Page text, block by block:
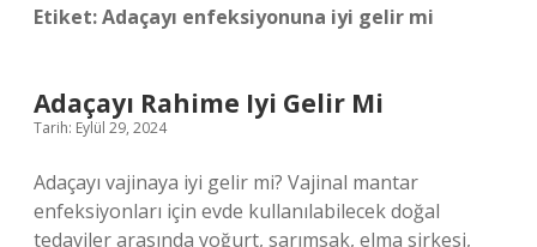
Etiket:Adaçayı enfeksiyonuna iyi gelir mi
Adaçayı Rahime Iyi Gelir Mi
Tarih: Eylül 29, 2024
Adaçayı vajinaya iyi gelir mi? Vajinal mantar
enfeksiyonları için evde kullanılabilecek doğal
tedaviler arasında yoğurt, sarımsak, elma sirkesi,